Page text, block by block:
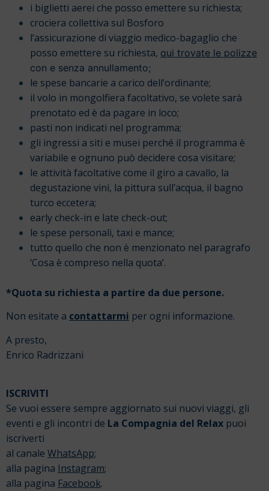
i biglietti aerei che posso emettere su richiesta;
crociera collettiva sul Bosforo
l’assicurazione di viaggio medico-bagaglio che
posso emettere su richiesta, qui trovate le polizze
con e senza annullamento;
le spese bancarie a carico dell’ordinante;
il volo in mongolfiera facoltativo, se volete sarà
prenotato ed è da pagare in loco;
pasti non indicati nel programma;
gli ingressi a siti e musei perché il programma è
variabile e ognuno può decidere cosa visitare;
le attività facoltative come il giro a cavallo, la
degustazione vini, la pittura sull’acqua, il bagno
turco eccetera;
early check-in e late check-out;
le spese personali, taxi e mance;
tutto quello che non è menzionato nel paragrafo
‘Cosa è compreso nella quota’.
*Quota su richiesta a partire da due persone.
Non esitate a contattarmi per ogni informazione.
A presto,
Enrico Radrizzani
ISCRIVITI
Se vuoi essere sempre aggiornato sui nuovi viaggi, gli
eventi e gli incontri de La Compagnia del Relax puoi
iscriverti
al canale WhatsApp;
alla pagina Instagram;
alla pagina Facebook.